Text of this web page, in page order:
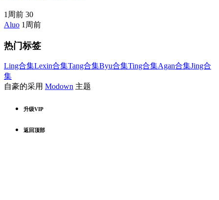
1周前 30
Aluo 1周前
热门标签
Ling合集Lexin合集Tang合集Byu合集Ting合集Agan合集Jing合
集
自豪的采用 Modown 主题
升级VIP
返回顶部